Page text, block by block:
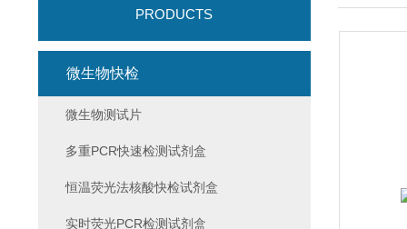
PRODUCTS
微生物快检
微生物测试片
多重PCR快速检测试剂盒
恒温荧光法核酸快检试剂盒
实时荧光PCR检测试剂盒